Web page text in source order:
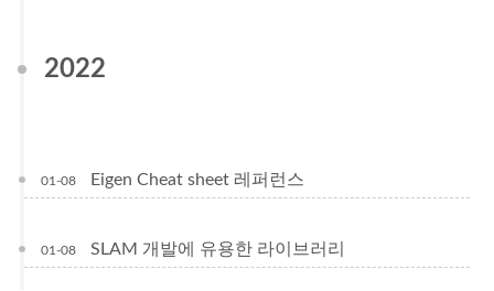
2022
01-08 Eigen Cheat sheet 레퍼런스
01-08 SLAM 개발에 유용한 라이브러리